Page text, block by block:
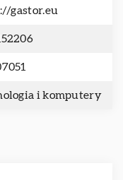
gastor.eu
i komputery